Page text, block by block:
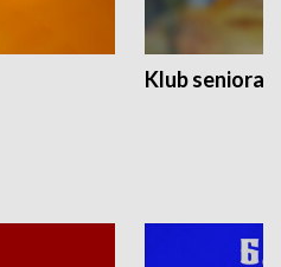
Klub seniora